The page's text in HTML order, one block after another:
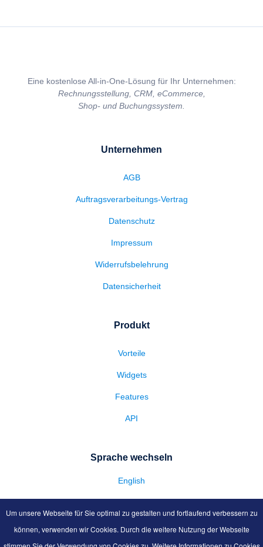
Eine kostenlose All-in-One-Lösung für Ihr Unternehmen:
Rechnungsstellung, CRM, eCommerce,
Shop- und Buchungssystem.
Unternehmen
AGB
Auftragsverarbeitungs-Vertrag
Datenschutz
Impressum
Widerrufsbelehrung
Datensicherheit
Produkt
Vorteile
Widgets
Features
API
Sprache wechseln
English
© 2026 biznessmaker. All Rights Reserved.
Um unsere Webseite für Sie optimal zu gestalten und fortlaufend verbessern zu
können, verwenden wir Cookies. Durch die weitere Nutzung der Webseite